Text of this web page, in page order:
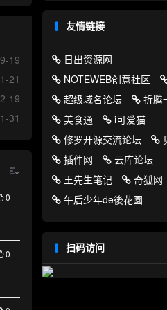
19
21
19
31
0
0
友情链接
日出资源网
NOTEWEB创意社区
超级域名论坛
折腾
美食通
i可爱猫
修罗开源交流论坛
插件网
云库论坛
王先生笔记
奇狐网
午后少年de後花園
扫码访问